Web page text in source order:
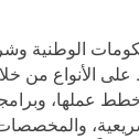
الوطنية
الأنواع من
عملها،